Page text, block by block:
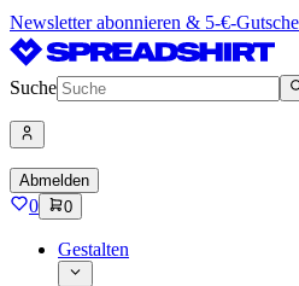
Newsletter abonnieren & 5-€-
Suche
Abmelden
0 0
Gestalten